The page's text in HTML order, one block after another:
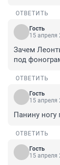
ОТВЕТИТЬ
Гость
15 апреля
Зачем
под
ОТВЕТИТЬ
Гость
15 апреля
Панину ногу
ОТВЕТИТЬ
Гость
15 апреля